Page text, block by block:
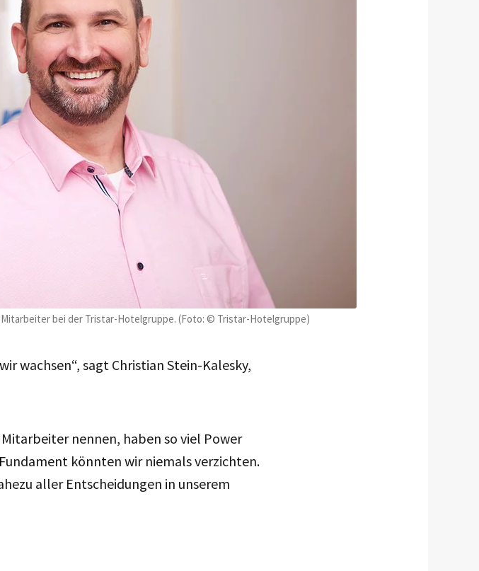
bei der Tristar-Hotelgruppe. (Foto: © Tristar-Hotelgruppe)
wachsen“, sagt Christian Stein-Kalesky,
nennen, haben so viel Power
könnten wir niemals verzichten.
aller Entscheidungen in unserem